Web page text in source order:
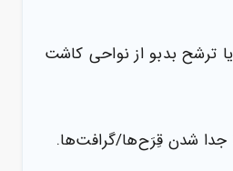
ترشح بدبو از نواحی کاشت
جدا شدن قِرَح‌ها/گرافت‌ها.